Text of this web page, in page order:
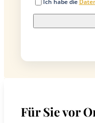
Ich habe die
Für Sie vor